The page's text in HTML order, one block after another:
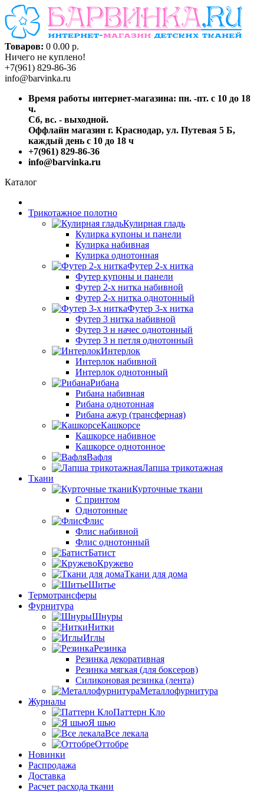
Товаров: 0 0.00 р.
Ничего не куплено!
+7(961) 829-86-36
info@barvinka.ru
Время работы интернет-магазина: пн. -пт. с 10 до 18
ч.
Сб, вс. - выходной.
Оффлайн магазин г. Краснодар, ул. Путевая 5 Б,
каждый день с 10 до 18 ч
+7(961) 829-86-36
info@barvinka.ru
Каталог
Трикотажное полотно
Кулирная гладь
Кулирка купоны и панели
Кулирка набивная
Кулирка однотонная
Футер 2-х нитка
Футер купоны и панели
Футер 2-х нитка набивной
Футер 2-х нитка однотонный
Футер 3-х нитка
Футер 3 нитка набивной
Футер 3 н начес однотонный
Футер 3 н петля однотонный
Интерлок
Интерлок набивной
Интерлок однотонный
Рибана
Рибана набивная
Рибана однотонная
Рибана ажур (трансферная)
Кашкорсе
Кашкорсе набивное
Кашкорсе однотонное
Вафля
Лапша трикотажная
Ткани
Курточные ткани
С принтом
Однотонные
Флис
Флис набивной
Флис однотонный
Батист
Кружево
Ткани для дома
Шитье
Термотрансферы
Фурнитура
Шнуры
Нитки
Иглы
Резинка
Резинка декоративная
Резинка мягкая (для боксеров)
Силиконовая резинка (лента)
Металлофурнитура
Журналы
Паттерн Кло
Я шью
Все лекала
Оттобре
Новинки
Распродажа
Доставка
Расчет расхода ткани